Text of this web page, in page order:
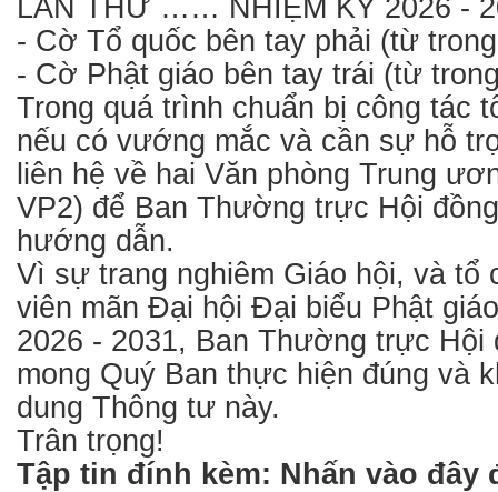
LẦN THỨ …… NHIỆM KỲ 2026 -
- Cờ Tổ quốc bên tay phải (từ
- Cờ Phật giáo bên tay trái (từ
Trong quá trình chuẩn bị công tác
nếu có vướng mắc và cần sự hỗ
liên hệ về hai Văn phòng Trung
VP2) để Ban Thường trực Hội
hướng dẫn.
Vì sự trang nghiêm Giáo hội, và tổ
viên mãn Đại hội Đại biểu Phật
2026 - 2031, Ban Thường trực Hội
mong Quý Ban thực hiện đúng và
dung Thông tư này.
Trân trọng!
Tập tin đính kèm: Nhấn vào đây